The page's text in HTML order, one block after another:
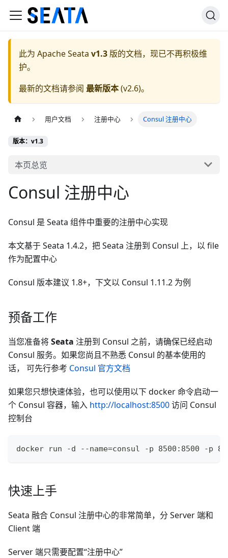
此为 Apache Seata v1.3 版的文档，现已不再积极维
护。
最新的文档请参阅 最新版本(v2.6)。
用户文档 注册中心 Consul 注册中心
版本：v1.3
本页总览
Consul 注册中心
Consul 是 Seata 组件中重要的注册中心实现
本文基于 Seata 1.4.2，把 Seata 注册到 Consul 上，以 file
作为配置中心
Consul 版本建议 1.8+，下文以 Consul 1.11.2 为例
预备工作
当您准备将Seata 注册到 Consul 之前，请确保已经启动
Consul 服务。如果您尚且不熟悉 Consul 的基本使用的
话， 可先行参考 Consul 官方文档
如果您只想快速体验，也可以使用以下 docker 命令启动一
个 Consul 容器，输入 http://localhost:8500访问 Consul
控制台
docker run -d --name=consul -p 8500:8500 -p
快速上手
Seata 融合 Consul 注册中心的非常简单，分 Server 端和
Client 端
Server 端只需要配置“注册中心”